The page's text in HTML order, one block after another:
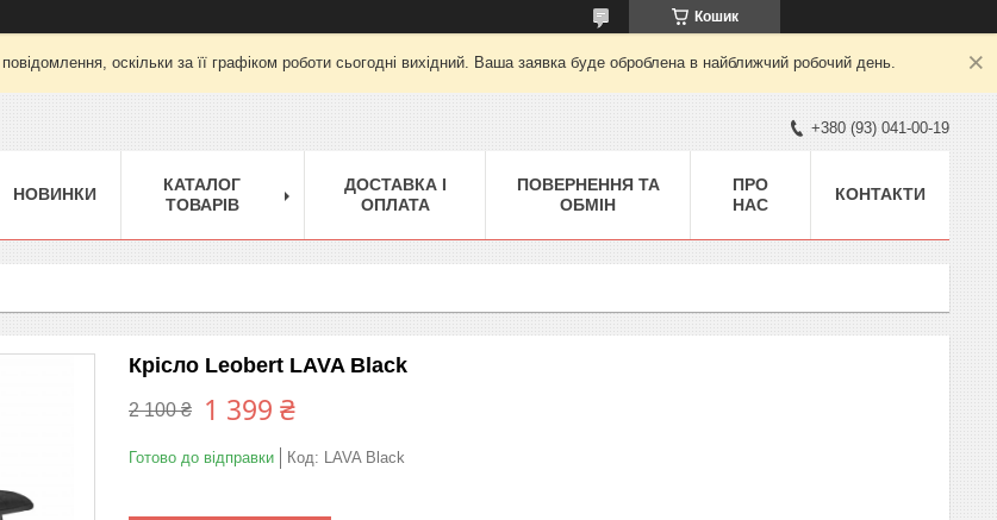
Кошик
оскільки за її графіком роботи сьогодні вихідний. Ваша заявка буде оброблена в найближчий робочий день.
+380 (93) 041-00-19
НОВИНКИ
КАТАЛОГ
ТОВАРІВ
ДОСТАВКА І
ОПЛАТА
ПОВЕРНЕННЯ ТА
ОБМІН
ПРО
НАС
КОНТАКТИ
Крісло Leobert LAVA Black
2 100 ₴ 1 399 ₴
Готово до відправки Код: LAVA Black